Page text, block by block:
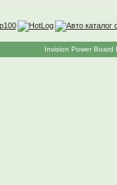
Invision Power